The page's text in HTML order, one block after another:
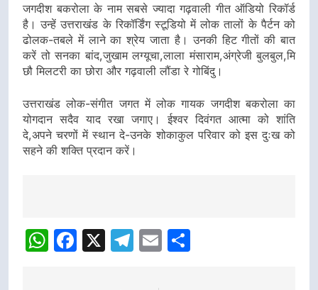
जगदीश बकरोला के नाम सबसे ज्यादा गढ़वाली गीत ऑडियो रिकॉर्ड
है। उन्हें उत्तराखंड के रिकॉर्डिंग स्टूडियो में लोक तालों के पैर्टन को
ढोलक-तबले में लाने का श्रेय जाता है। उनकी हिट गीतों की बात
करें तो सनका बांद,जुखाम लग्यूचा,लाला मंसाराम,अंग्रेजी बुलबुल,मि
छौ मिलटरी का छोरा और गढ़वाली लौंडा रे गोबिंदु।
उत्तराखंड लोक-संगीत जगत में लोक गायक जगदीश बकरोला का
योगदान सदैव याद रखा जगाए। ईश्वर दिवंगत आत्मा को शांति
दे,अपने चरणों में स्थान दे-उनके शोकाकुल परिवार को इस दुःख को
सहने की शक्ति प्रदान करें।
Navigation
WhatsApp
Facebook
X Telegram
Email